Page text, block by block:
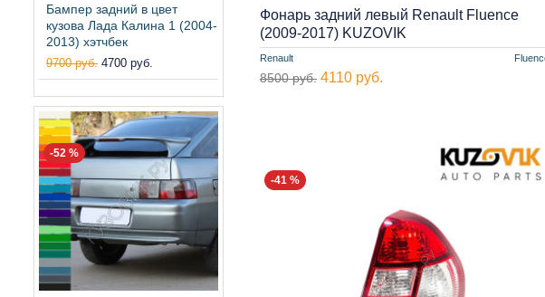
Бампер задний в цвет
кузова Лада Калина 1 (2004-
2013) хэтчбек
9700 руб. 4700 руб.
-52 %
Renault
Фонарь задний левый Renault Fluence
(2009-2017) KUZOVIK
8500 руб. 4110 руб.
-41 %